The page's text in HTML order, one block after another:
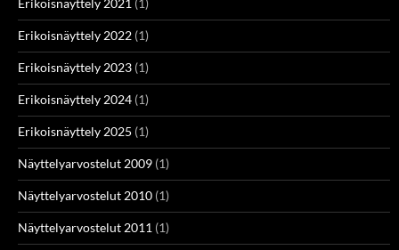
Erikoisnäyttely 2021 (1)
Erikoisnäyttely 2022 (1)
Erikoisnäyttely 2023 (1)
Erikoisnäyttely 2024 (1)
Erikoisnäyttely 2025 (1)
Näyttelyarvostelut 2009 (1)
Näyttelyarvostelut 2010 (1)
Näyttelyarvostelut 2011 (1)